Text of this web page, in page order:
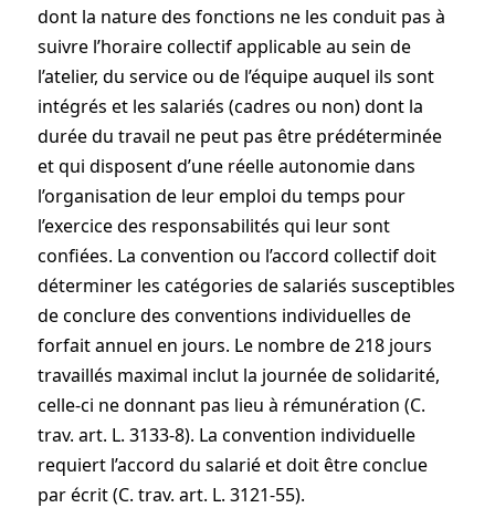
dont la nature des fonctions ne les conduit pas à
suivre l’horaire collectif applicable au sein de
l’atelier, du service ou de l’équipe auquel ils sont
intégrés et les salariés (cadres ou non) dont la
durée du travail ne peut pas être prédéterminée
et qui disposent d’une réelle autonomie dans
l’organisation de leur emploi du temps pour
l’exercice des responsabilités qui leur sont
confiées. La convention ou l’accord collectif doit
déterminer les catégories de salariés susceptibles
de conclure des conventions individuelles de
forfait annuel en jours. Le nombre de 218 jours
travaillés maximal inclut la journée de solidarité,
celle-ci ne donnant pas lieu à rémunération (C.
trav. art. L. 3133-8). La convention individuelle
requiert l’accord du salarié et doit être conclue
par écrit (C. trav. art. L. 3121-55).